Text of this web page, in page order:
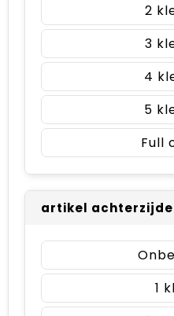
2
3
4
5
Full
artikel achterzijde
1